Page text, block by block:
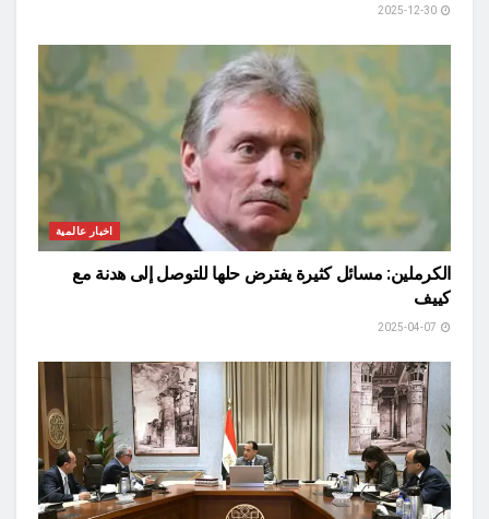
اخبار عالمية
الكرملين: مسائل كثيرة يفترض حلها للتوصل إلى هدنة مع
كييف